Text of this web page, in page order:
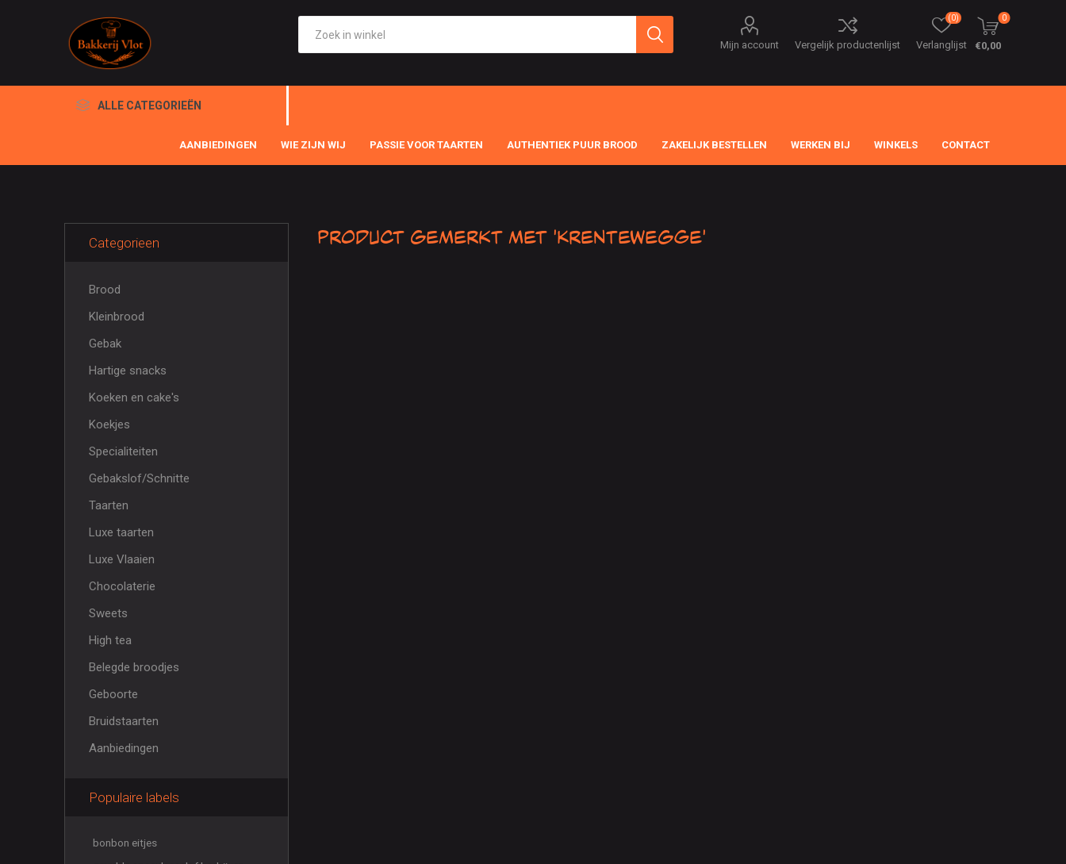
Mijn account Vergelijk productenlijst Verlanglijst
(0) 0
€0,00
ALLE CATEGORIEËN
AANBIEDINGEN WIE ZIJN WIJ PASSIE VOOR TAARTEN AUTHENTIEK PUUR BROOD ZAKELIJK BESTELLEN WERKEN BIJ WINKELS CONTACT
Product gemerkt met 'Krentewegge'
Categorieen
Brood
Kleinbrood
Gebak
Hartige snacks
Koeken en cake's
Koekjes
Specialiteiten
Gebakslof/Schnitte
Taarten
Luxe taarten
Luxe Vlaaien
Chocolaterie
Sweets
High tea
Belegde broodjes
Geboorte
Bruidstaarten
Aanbiedingen
Populaire labels
bonbon eitjes